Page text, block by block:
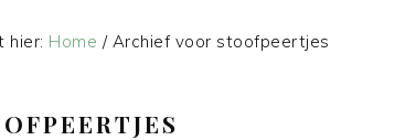
hier: Home /Archief voor stoofpeertjes